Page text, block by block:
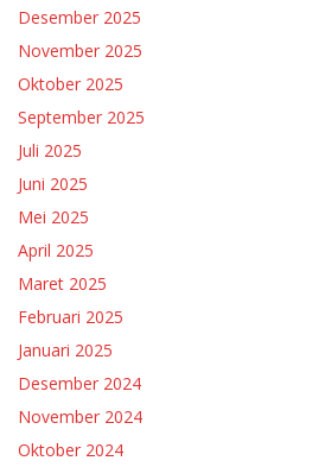
Desember 2025
November 2025
Oktober 2025
September 2025
Juli 2025
Juni 2025
Mei 2025
April 2025
Maret 2025
Februari 2025
Januari 2025
Desember 2024
November 2024
Oktober 2024